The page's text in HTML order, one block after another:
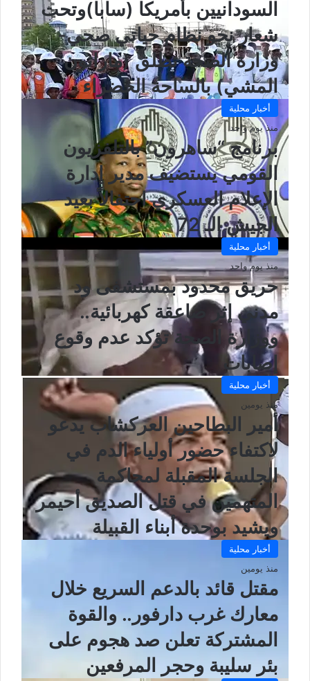
السودانيين بأمريكا (سابا)وتحت
شعار نحو نظام حياتي صحي-
وزارة الصحة تطلق (ماراثون
المشي) بالساحة الخضراء
أخبار محلية
منذ يوم واحد
برنامج “ساهرون” بالتلفزيون
القومي يستضيف مدير إدارة
الإعلام العسكري احتفالاً بعيد
الجيش الـ 72
أخبار محلية
منذ يوم واحد
حريق محدود بمستشفى ود
مدني إثر صاعقة كهربائية..
ووزارة الصحة تؤكد عدم وقوع
إصابات
أخبار محلية
منذ يومين
أمير البطاحين العركشاب يدعو
لاكتفاء حضور أولياء الدم في
الجلسة المقبلة لمحاكمة
المتهمين في قتل الصديق أحيمر
ويشيد بوحدة أبناء القبيلة
أخبار محلية
منذ يومين
مقتل قائد بالدعم السريع خلال
معارك غرب دارفور.. والقوة
المشتركة تعلن صد هجوم على
بئر سليبة وحجر المرفعين